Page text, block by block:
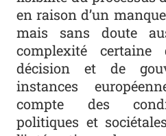
en raison d’un
mais sans doute
complexité
décision et de
instances
compte des
politiques et